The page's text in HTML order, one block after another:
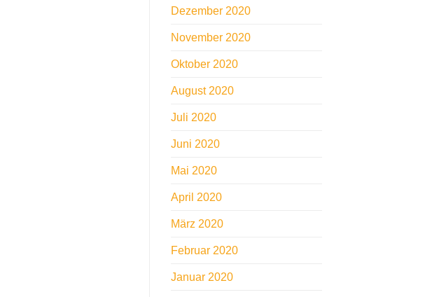
Dezember 2020
November 2020
Oktober 2020
August 2020
Juli 2020
Juni 2020
Mai 2020
April 2020
März 2020
Februar 2020
Januar 2020